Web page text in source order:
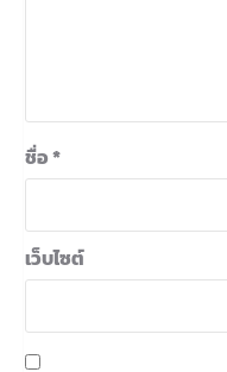
ชื่อ*
เว็บไซต์